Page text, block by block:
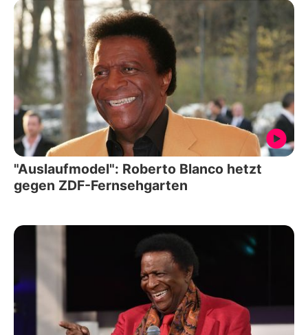
"Auslaufmodel": Roberto Blanco hetzt
gegen ZDF-Fernsehgarten